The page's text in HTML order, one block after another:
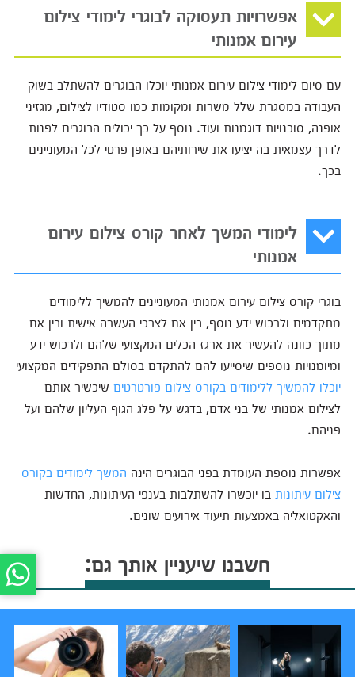
אפשרויות תעסוקה לבוגרי לימודי צילום
עירום אמנותי
עם סיום לימודי צילום עירום אמנותי יוכלו הבוגרים להשתלב בשוק
העבודה במסגרת שלל משרות ומקומות כמו סטודיו לצילום, מגזיני
אופנה, סוכנויות דוגמנות ועוד. נוסף על כך יכולים הבוגרים לפנות
לדרך עצמאית בה יציעו את שירותיהם באופן פרטי לכל המעוניינים
בכך.
לימודי המשך לאחר קורס צילום עירום
אמנותי
בוגרי קורס צילום עירום אמנותי המעוניינים להמשיך ללימודים
מתקדמים ולרכוש ידע נוסף, בין אם לצרכי העשרה אישית ובין אם
מתוך כוונה להעשיר את ארגז הכלים המקצועי שלהם ולרכוש ידע
ומיומנויות נוספים שיסייעו להם להתקדם בסולם התפקידים המקצועי
יוכלו להמשיך ללימודים בקורס צילום פורטרטיםשיכשיר אותם
לצילום אמנותי של בני אדם, בדגש על פלג הגוף העליון שלהם ועל
פניהם.
אפשרות נוספת העומדת בפני הבוגרים הינה המשך לימודים בקורס
צילום עיתונותבו יוכשרו להשתלבות בענפי העיתונות, החדשות
והאקטואליה באמצעות תיעוד אירועים שונים.
חשבנו שיעניין אותך גם: